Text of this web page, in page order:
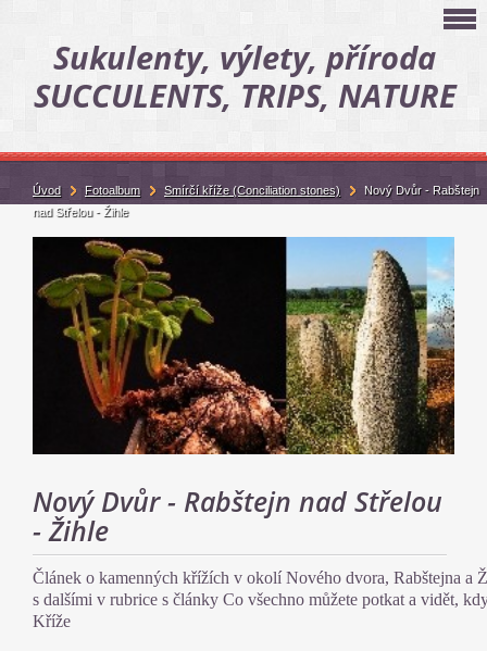
Sukulenty, výlety, příroda
SUCCULENTS, TRIPS, NATURE
Nový Dvůr - Rabštejn nad Střelou
- Žihle
Článek o kamenných křížích v okolí Nového dvora, Rabštejna a
s dalšími v rubrice s články Co všechno můžete potkat a vidět,
Kříže
Úvod Fotoalbum Smírčí kříže (Conciliation stones)
Nový Dvůr - Rabštejn
nad Střelou - Žihle